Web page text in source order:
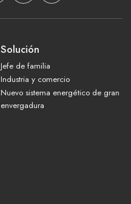
Solución
Jefe de familia
Industria y comercio
Nuevo sistema energético de gran
envergadura